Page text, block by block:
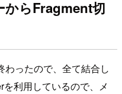
らFragment切
わったので、全て結合し
利用しているので、メ